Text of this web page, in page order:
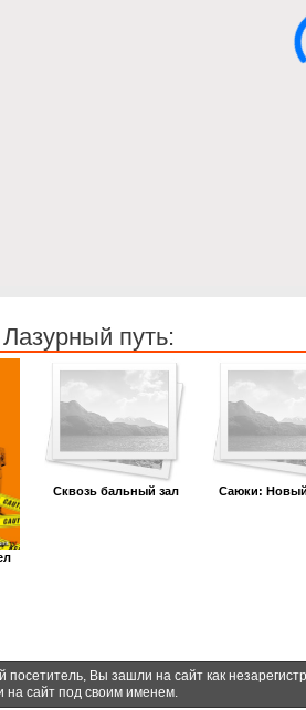
путь:
Сквозь бальный зал Саюки:
посетитель, Вы зашли на сайт как
на сайт под своим именем.